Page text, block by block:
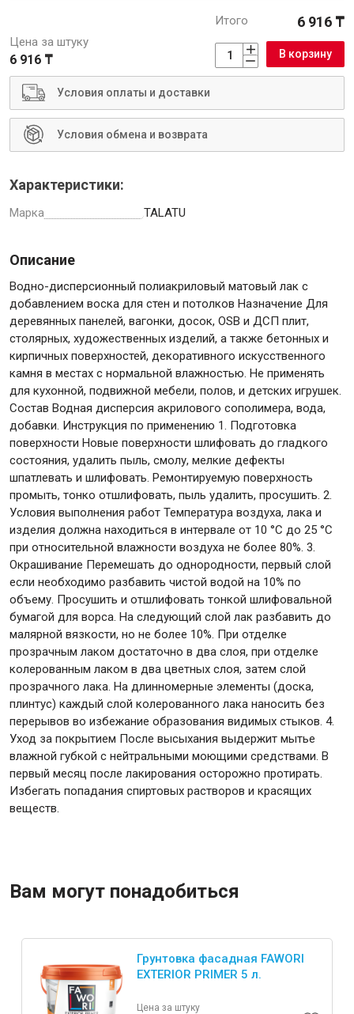
Цена за штуку
6 916 ₸
Итого 6 916 ₸
В корзину
Условия оплаты и доставки
Условия обмена и возврата
Характеристики:
Марка TALATU
Описание
Водно-дисперсионный полиакриловый матовый лак с
добавлением воска для стен и потолков Назначение Для
деревянных панелей, вагонки, досок, OSB и ДСП плит,
столярных, художественных изделий, а также бетонных и
кирпичных поверхностей, декоративного искусственного
камня в местах с нормальной влажностью. Не применять
для кухонной, подвижной мебели, полов, и детских игрушек.
Состав Водная дисперсия акрилового сополимера, вода,
добавки. Инструкция по применению 1. Подготовка
поверхности Новые поверхности шлифовать до гладкого
состояния, удалить пыль, смолу, мелкие дефекты
шпатлевать и шлифовать. Ремонтируемую поверхность
промыть, тонко отшлифовать, пыль удалить, просушить. 2.
Условия выполнения работ Температура воздуха, лака и
изделия должна находиться в интервале от 10 °С до 25 °С
при относительной влажности воздуха не более 80%. 3.
Окрашивание Перемешать до однородности, первый слой
если необходимо разбавить чистой водой на 10% по
объему. Просушить и отшлифовать тонкой шлифовальной
бумагой для ворса. На следующий слой лак разбавить до
малярной вязкости, но не более 10%. При отделке
прозрачным лаком достаточно в два слоя, при отделке
колерованным лаком в два цветных слоя, затем слой
прозрачного лака. На длинномерные элементы (доска,
плинтус) каждый слой колерованного лака наносить без
перерывов во избежание образования видимых стыков. 4.
Уход за покрытием После высыхания выдержит мытье
влажной губкой с нейтральными моющими средствами. В
первый месяц после лакирования осторожно протирать.
Избегать попадания спиртовых растворов и красящих
веществ.
Вам могут понадобиться
Грунтовка фасадная FAWORI
EXTERIOR PRIMER 5 л.
Цена за штуку
Инструменты
Малярный инструмент
Пистолеты для ремонта
Сантехника
Крепежи
Анкеры
Монтажные ленты
Канаты, шнуры
Всё для дома и сада
Товары для бани и сауны
Оборудование для клининга и уборки